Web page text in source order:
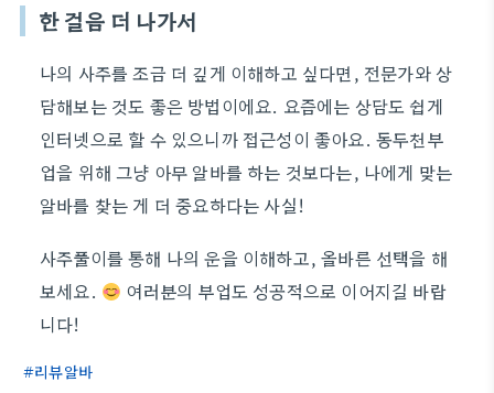
한 걸음 더 나가서
나의 사주를 조금 더 깊게 이해하고 싶다면, 전문가와 상
담해보는 것도 좋은 방법이에요. 요즘에는 상담도 쉽게
인터넷으로 할 수 있으니까 접근성이 좋아요. 동두천부
업을 위해 그냥 아무 알바를 하는 것보다는, 나에게 맞는
알바를 찾는 게 더 중요하다는 사실!
사주풀이를 통해 나의 운을 이해하고, 올바른 선택을 해
보세요.
여러분의 부업도 성공적으로 이어지길 바랍
니다!
리뷰알바